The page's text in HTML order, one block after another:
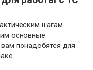
шагам
основные
вам понадобятся для